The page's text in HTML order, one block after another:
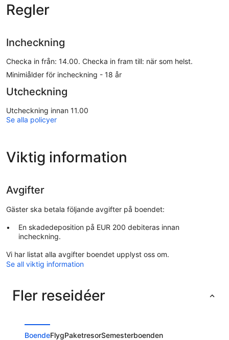
Regler
Incheckning
Checka in från: 14.00. Checka in fram till: när som helst.
Minimiålder för incheckning - 18 år
Utcheckning
Utcheckning innan 11.00
Se alla policyer
Viktig information
Avgifter
Gäster ska betala följande avgifter på boendet:
En skadedeposition på EUR 200 debiteras innan
incheckning.
Vi har listat alla avgifter boendet upplyst oss om.
Se all viktig information
Fler reseidéer
BoendeFlygPaketresorSemesterboenden